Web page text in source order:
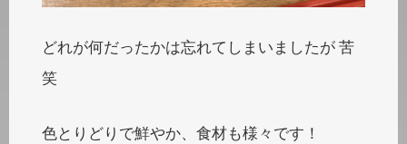
どれが何だったかは忘れてしまいましたが 苦
笑
色とりどりで鮮やか、食材も様々です！